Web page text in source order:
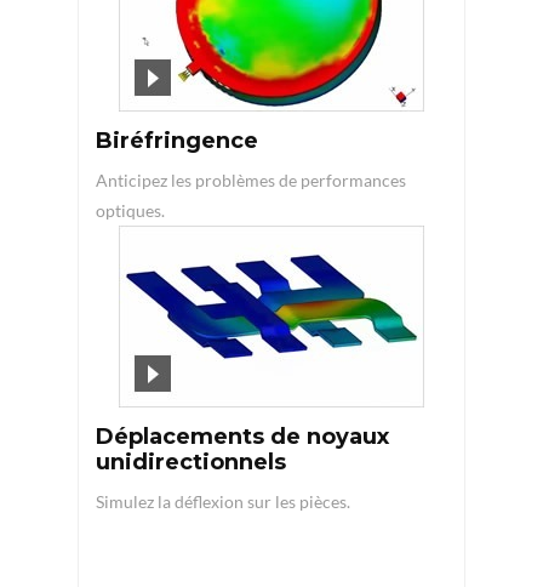
Biréfringence
Anticipez les problèmes de performances
optiques.
Déplacements de noyaux
unidirectionnels
Simulez la déflexion sur les pièces.